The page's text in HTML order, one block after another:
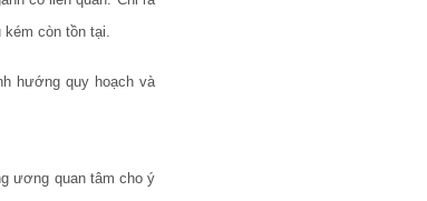
kém còn tồn tại.
hướng quy hoạch và
ương quan tâm cho ý